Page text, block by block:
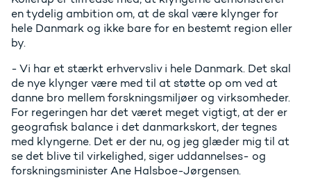
en tydelig ambition om, at de skal være klynger for
hele Danmark og ikke bare for en bestemt region eller
by.
- Vi har et stærkt erhvervsliv i hele Danmark. Det skal
de nye klynger være med til at støtte op om ved at
danne bro mellem forskningsmiljøer og virksomheder.
For regeringen har det været meget vigtigt, at der er
geografisk balance i det danmarkskort, der tegnes
med klyngerne. Det er der nu, og jeg glæder mig til at
se det blive til virkelighed, siger uddannelses- og
forskningsminister Ane Halsboe-Jørgensen.